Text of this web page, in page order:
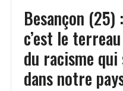
Besançon
c’est le
du racisme qui
dans notre